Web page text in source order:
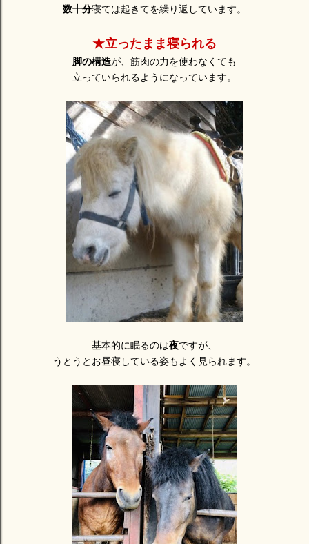
数十分寝ては起きてを繰り返しています。
★立ったまま寝られる
脚の構造が、筋肉の力を使わなくても
立っていられるようになっています。
基本的に眠るのは夜ですが、
うとうとお昼寝している姿もよく見られます。